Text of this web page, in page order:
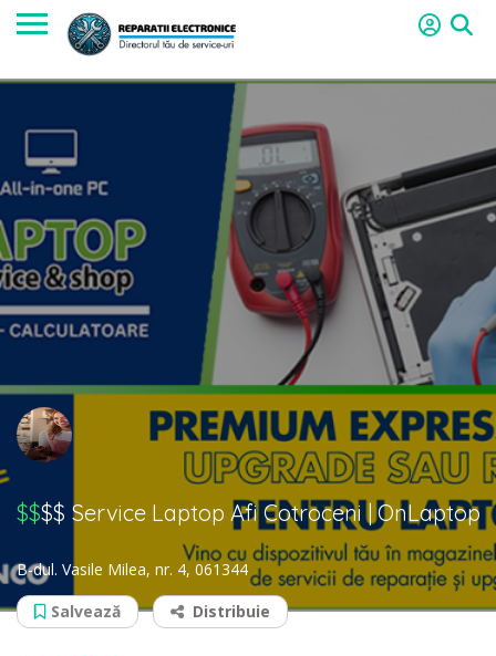
$$$$ Service Laptop Afi Cotroceni | OnLaptop
B-dul. Vasile Milea, nr. 4, 061344
Salvează
Distribuie